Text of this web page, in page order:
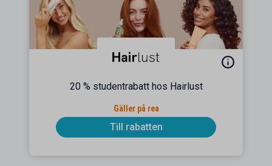
20 % studentrabatt hos Hairlust
Gäller på rea
Till rabatten